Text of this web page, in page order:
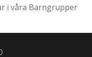
i våra Barngrupper